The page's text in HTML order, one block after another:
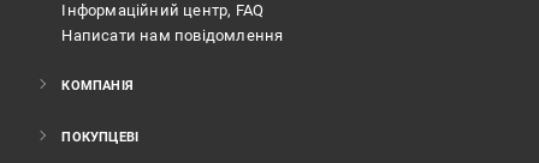
Інформаційний центр, FAQ
Написати нам повідомлення
КОМПАНІЯ
ПОКУПЦЕВІ